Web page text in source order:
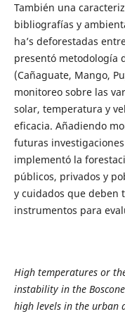
También una
bibliografías y
ha’s deforestadas
presentó metodología
(Cañaguate, Mango,
monitoreo sobre las
solar, temperatura y
eficacia. Añadiendo
futuras
implementó la
públicos, privados y
y cuidados que deben
instrumentos para
High temperatures or
instability in the
high levels in the urban